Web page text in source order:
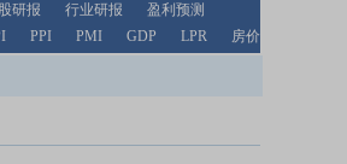
研报 行业研报
盈利预测
PPI PMI GDP LPR 房价